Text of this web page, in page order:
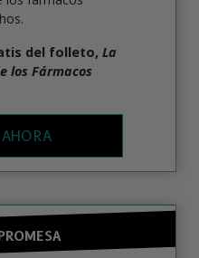
del folleto, La
los Fármacos